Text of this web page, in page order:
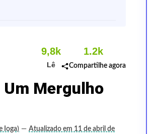
9,8k
Lê
1.2k
Compartilhe agora
Um Mergulho
Ioga) — Atualizado em 11 de abril de